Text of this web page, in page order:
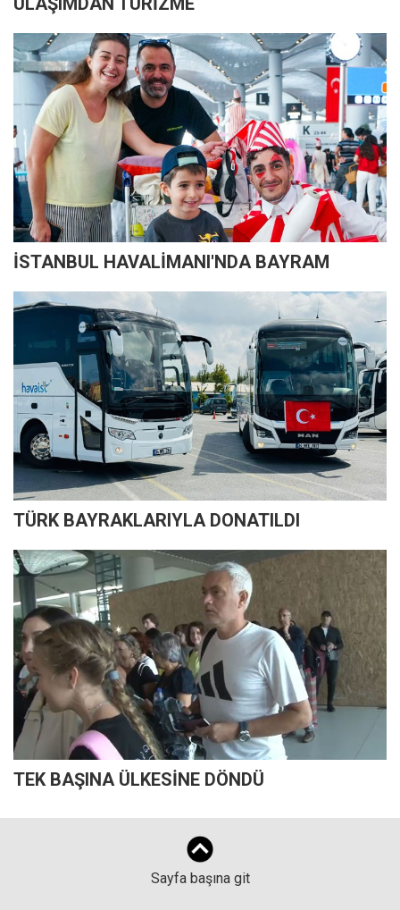
İSTANBUL HAVALİMANI'NDA BAYRAM
TÜRK BAYRAKLARIYLA DONATILDI
TEK BAŞINA ÜLKESİNE DÖNDÜ
Sayfa başına git